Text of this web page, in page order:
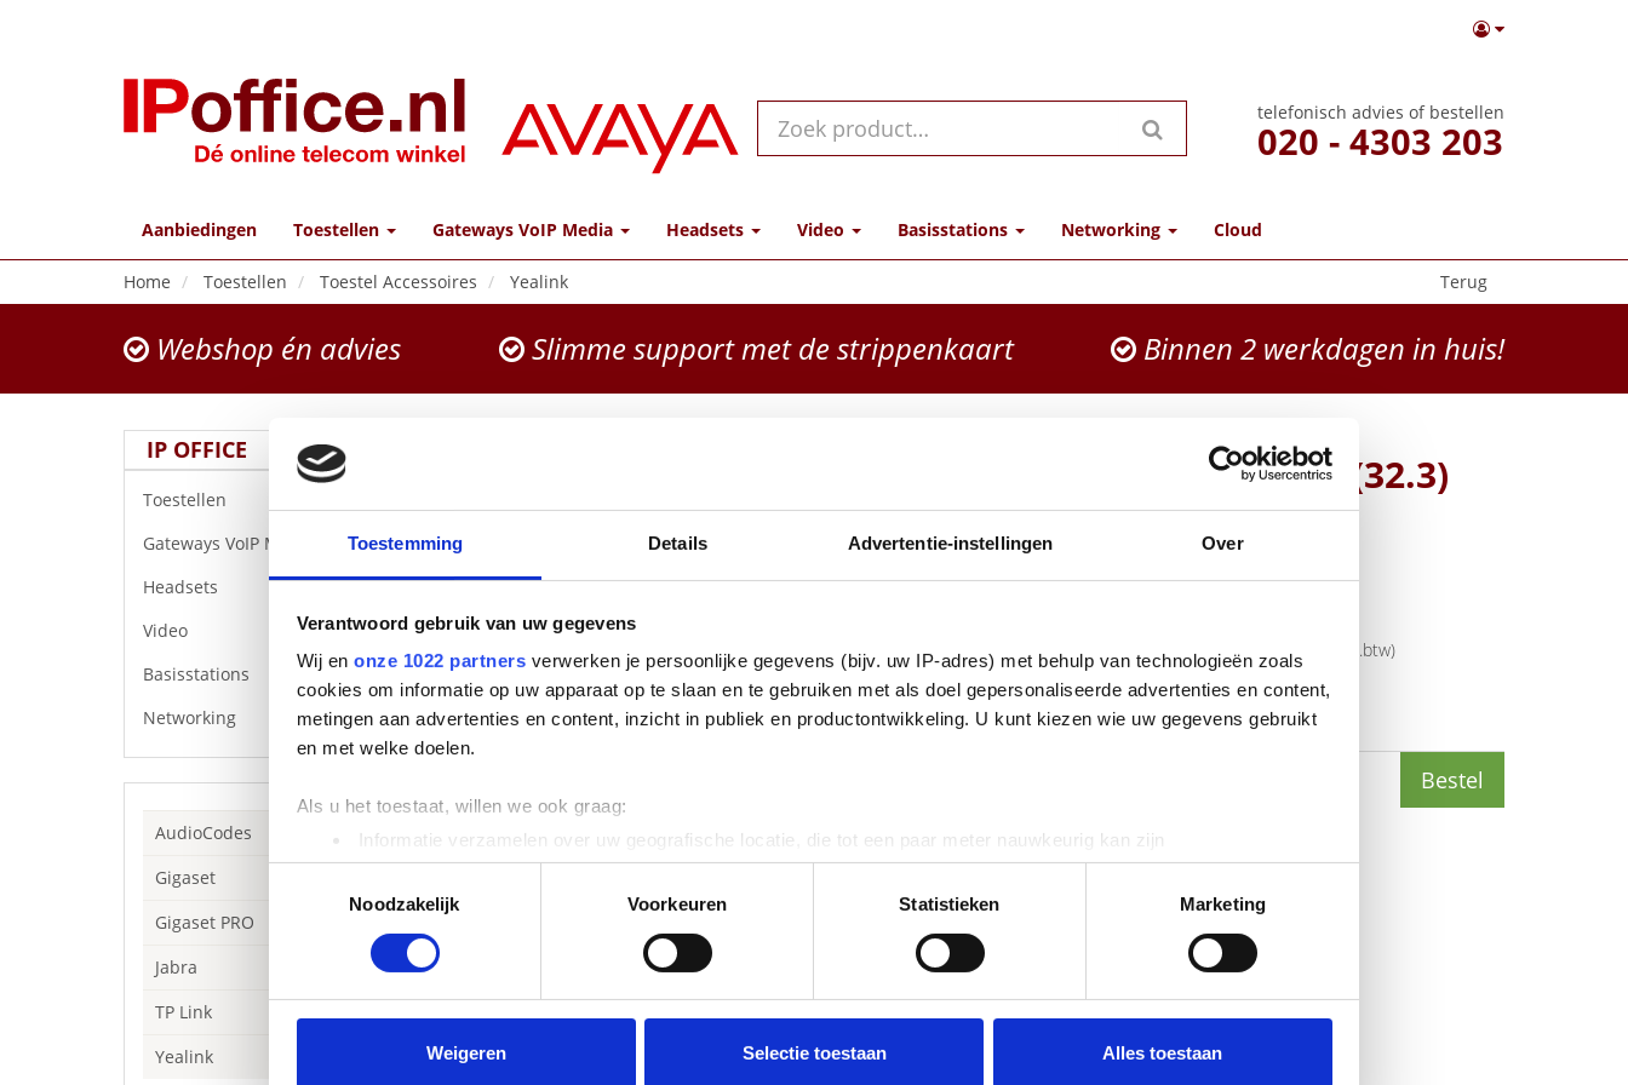
Toestemming Details Advertentie-instellingen Over
Verantwoord gebruik van uw gegevens
Wij en onze 1022 partners verwerken je persoonlijke gegevens (bijv. uw IP-adres) met behulp van technologieën zoals
cookies om informatie op uw apparaat op te slaan en te gebruiken met als doel gepersonaliseerde advertenties en content,
metingen aan advertenties en content, inzicht in publiek en productontwikkeling. U kunt kiezen wie uw gegevens gebruikt
en met welke doelen.
Als u het toestaat, willen we ook graag:
Informatie verzamelen over uw geografische locatie, die tot een paar meter nauwkeurig kan zijn
Uw apparaat identificeren door het actief te scannen op specifieke eigenschappen (fingerprinting)
Lees meer over hoe uw persoonlijke gegevens worden verwerkt en stel uw voorkeuren in het
detailgedeeltein. U kunt uw
toestemming op elk moment wijzigen of intrekken in de Cookieverklaring.
websiteverkeer te analyseren. Ook delen we informatie over uw gebruik van onze site met onze partners voor social
media, adverteren en analyse. Deze partners kunnen deze gegevens combineren met andere informatie die u aan ze heeft
Noodzakelijk
Voorkeuren Statistieken Marketing
Weigeren Selectie toestaan Alles toestaan
telefonisch advies of bestellen
020 - 4303 203
Aanbiedingen Toestellen Gateways VoIP Media Headsets Video Basisstations Networking Cloud
Terug
Home Toestellen Toestel Accessoires Yealink
Webshop én advies Slimme support met de strippenkaart Binnen 2 werkdagen in huis!
IP OFFICE
Toestellen
Gateways VoIP Media
Headsets
Video
Basisstations
Networking
AudioCodes
Gigaset
Gigaset PRO
Jabra
TP Link
Yealink
PSU-5V/600MA-DC5.5(32.3)
(1.8M)
Yealink
€ 18 85 22 incl.btw)
€ 14,14 (€ 17,11 incl.btw)
Bestel
Beschrijving